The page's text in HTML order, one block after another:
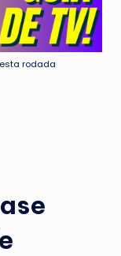
rodada